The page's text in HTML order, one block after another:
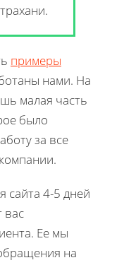
примеры
нами. На
малая часть
было
за все
сайта 4-5 дней
вас
Ее мы
на